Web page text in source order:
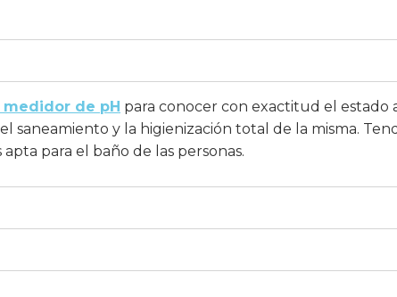
medidor de pH para conocer con exactitud el estado
saneamiento y la higienización total de la misma.
para el baño de las personas.